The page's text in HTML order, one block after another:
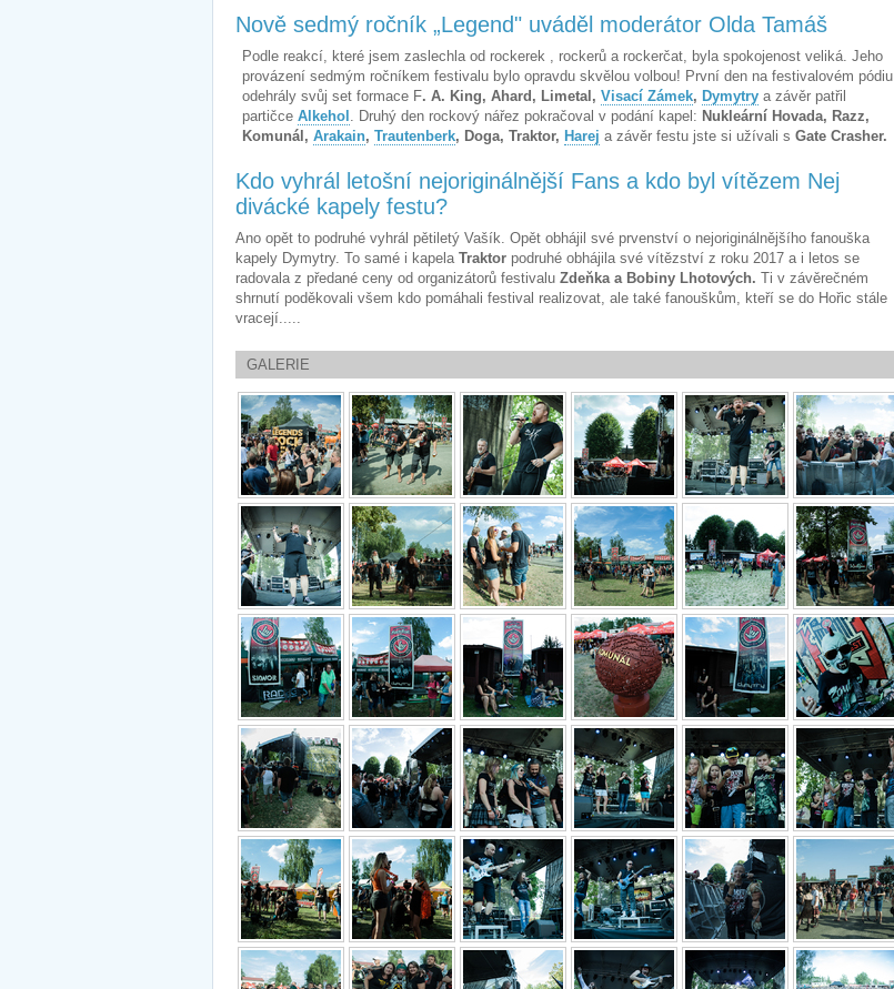
Nově sedmý ročník „Legend" uváděl moderátor Olda Tamáš
Podle reakcí, které jsem zaslechla od rockerek , rockerů a rockerčat, byla spokojenost veliká. Jeho
provázení sedmým ročníkem festivalu bylo opravdu skvělou volbou! První den na festivalovém pódiu
odehrály svůj set formace F. A. King, Ahard, Limetal, Visací Zámek, Dymytry a závěr patřil
partičce Alkehol . Druhý den rockový nářez pokračoval v podání kapel: Nukleární Hovada, Razz,
Komunál, Arakain, Trautenberk, Doga, Traktor, Harej a závěr festu jste si užívali s Gate Crasher.
Kdo vyhrál letošní nejoriginálnější Fans a kdo byl vítězem Nej
divácké kapely festu?
Ano opět to podruhé vyhrál pětiletý Vašík. Opět obhájil své prvenství o nejoriginálnějšího fanouška
kapely Dymytry. To samé i kapelaTraktor podruhé obhájila své vítězství z roku 2017 a i letos se
radovala z předané ceny od organizátorů festivalu Zdeňka a Bobiny Lhotových. Ti v závěrečném
shrnutí poděkovali všem kdo pomáhali festival realizovat, ale také fanouškům, kteří se do Hořic stále
vracejí.....
GALERIE